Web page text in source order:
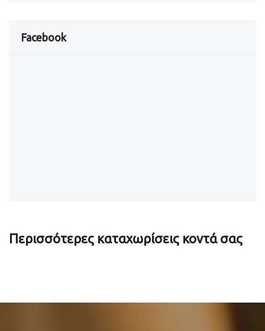
Facebook
Περισσότερες καταχωρίσεις κοντά σας